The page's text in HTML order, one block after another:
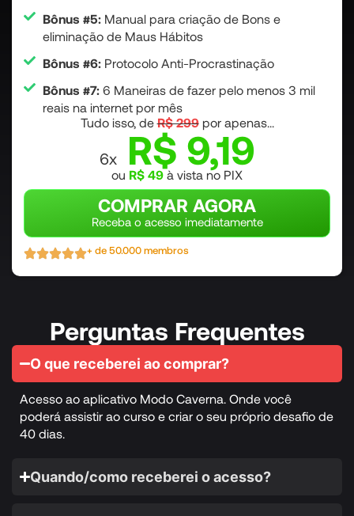
Bônus #5: Manual para criação de Bons e
eliminação de Maus Hábitos
Bônus #6:Protocolo Anti-Procrastinação
Bônus #7: 6 Maneiras de fazer pelo menos 3 mil
reais na internet por mês
Tudo isso, deR$ 299por apenas...
6x R$ 9,19
ou R$ 49à vista no PIX
COMPRAR AGORA
Receba o acesso imediatamente
+ de 50.000 membros
Perguntas Frequentes
O que receberei ao comprar?
Acesso ao aplicativo Modo Caverna. Onde você
poderá assistir ao curso e criar o seu próprio desafio de
40 dias.
Quando/como receberei o acesso?